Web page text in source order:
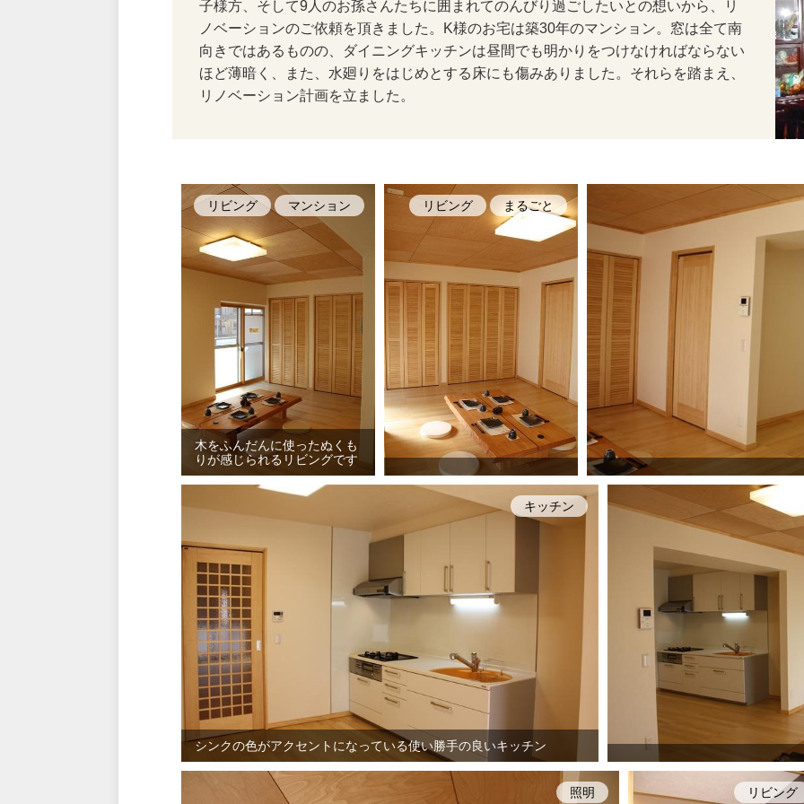
子様方、そして9人のお孫さんたちに囲まれてのんびり過ごしたいとの想いから、リ
ノベーションのご依頼を頂きました。K様のお宅は築30年のマンション。窓は全て南
向きではあるものの、ダイニングキッチンは昼間でも明かりをつけなければならない
ほど薄暗く、また、水廻りをはじめとする床にも傷みありました。それらを踏まえ、
リノベーション計画を立ました。
木をふんだんに使ったぬくも
りが感じられるリビングです
リビング マンション リビング まるごと
シンクの色がアクセントになっている使い勝手の良いキッチン
キッチン
照明 リビング